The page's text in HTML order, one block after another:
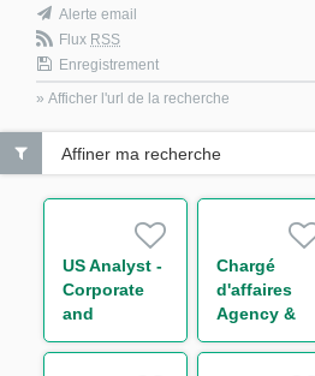
Alerte email
Flux RSS
Enregistrement
» Afficher l'url de la recherche
US Analyst -
Corporate
and
Leveraged
Chargé
d'affaires
Agency &
Transaction
Affiner ma recherche